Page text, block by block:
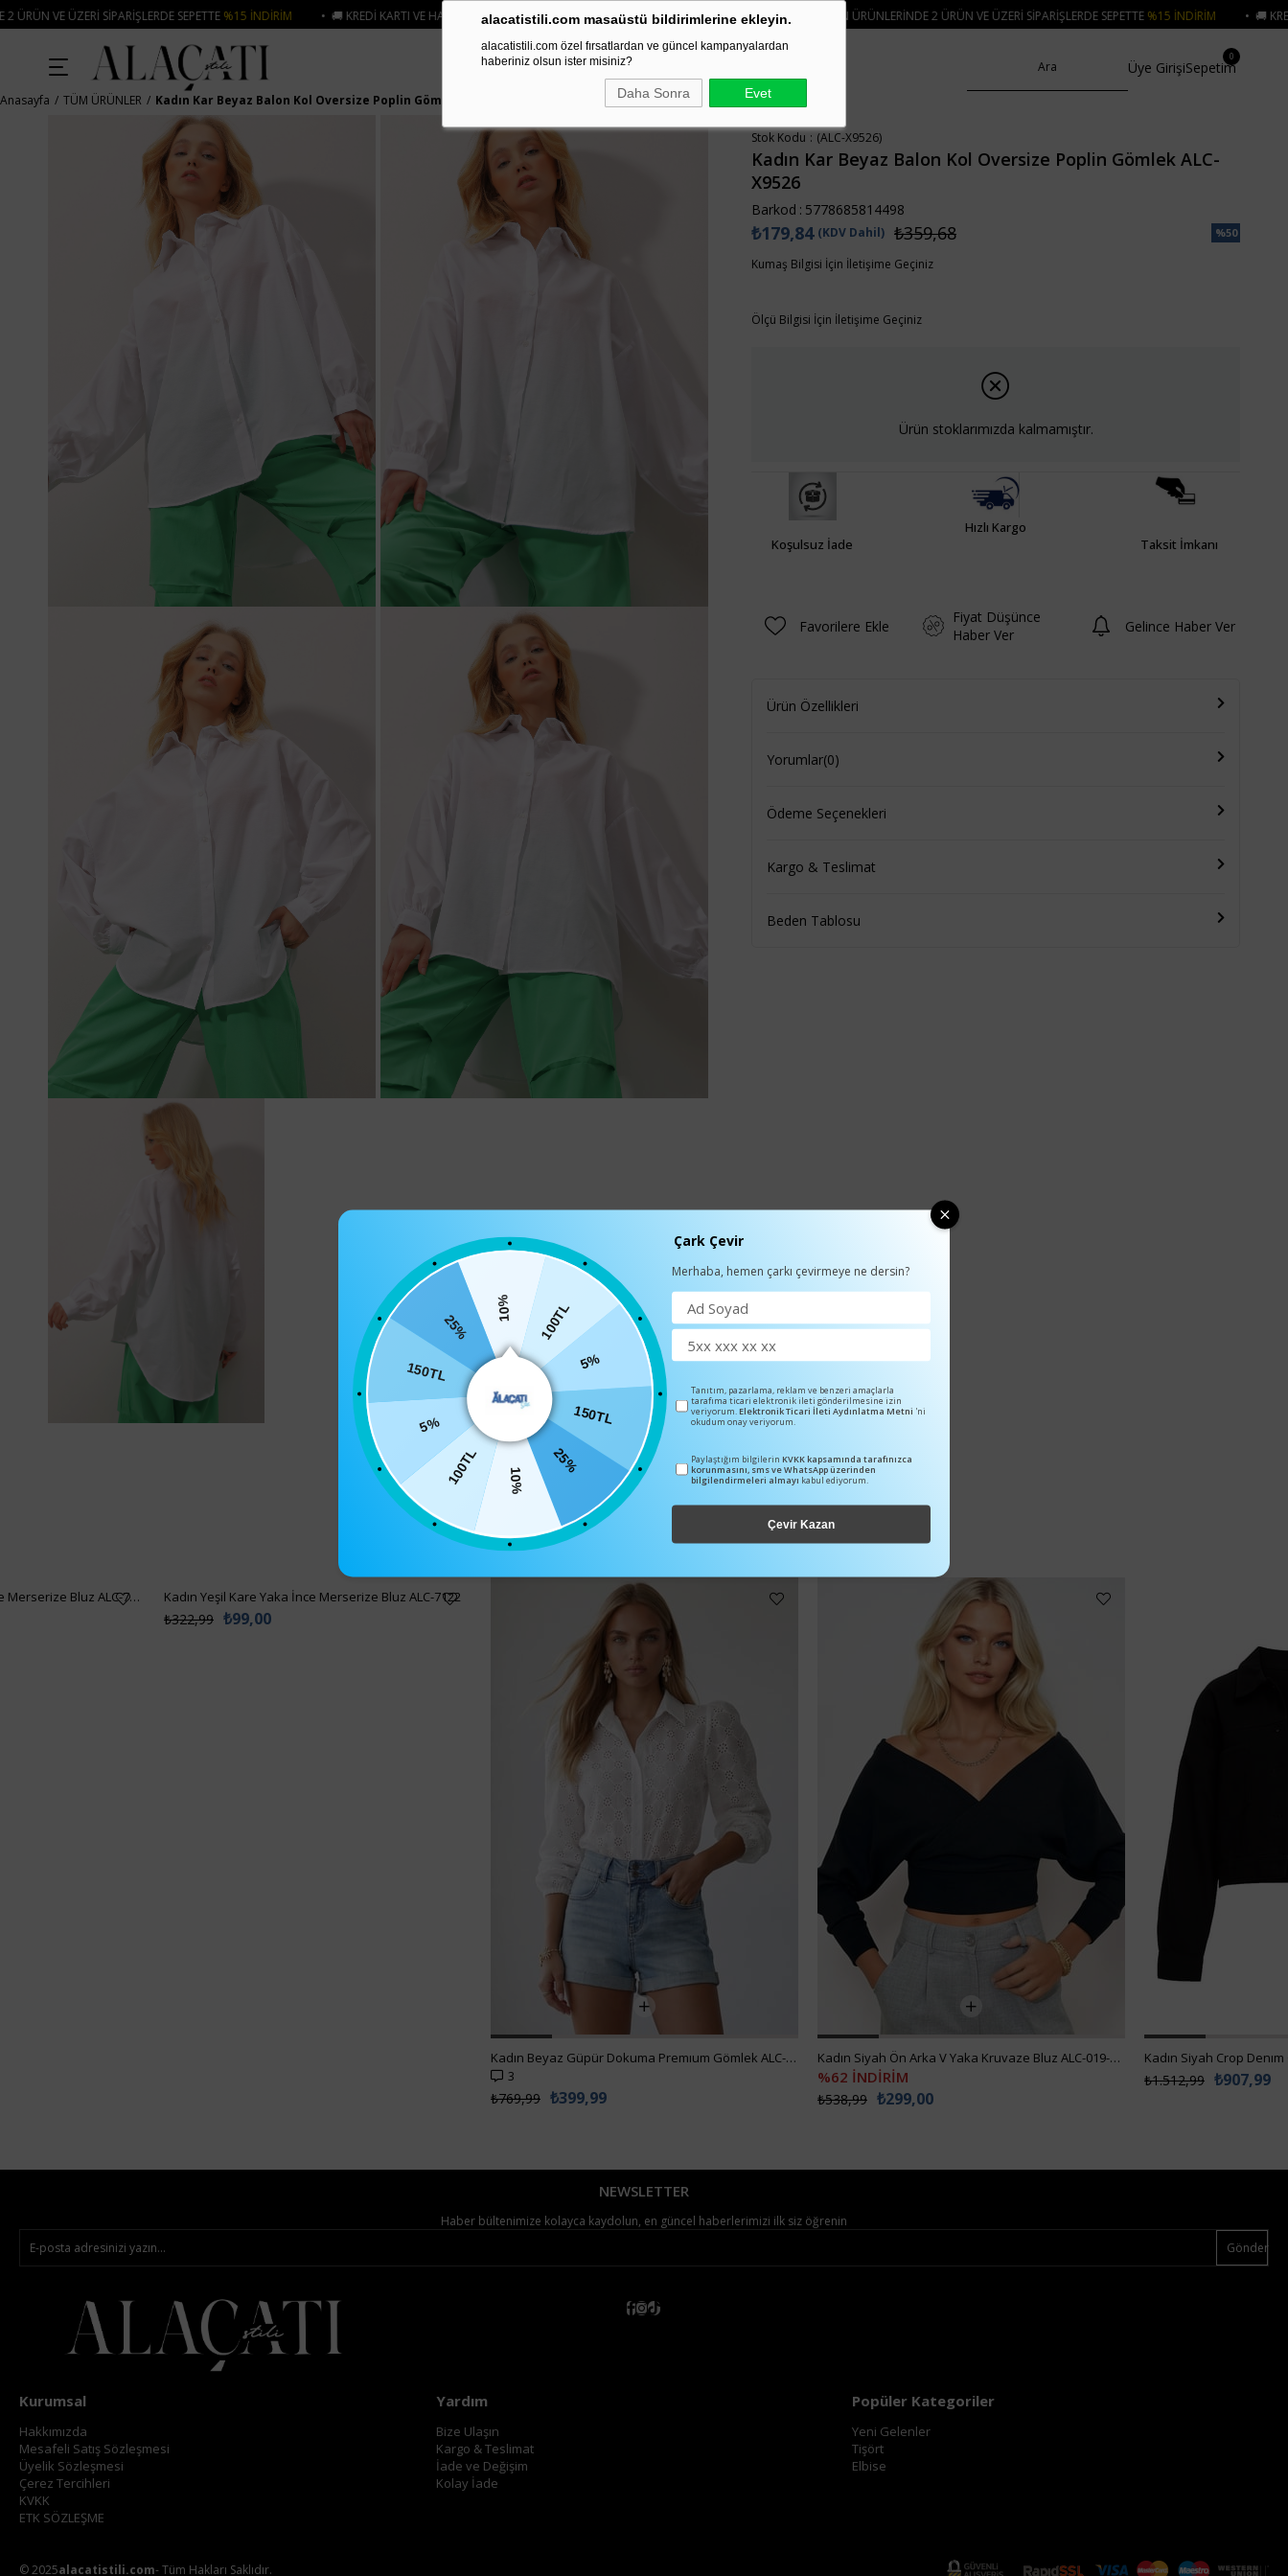
alacatistili.com masaüstü bildirimlerine ekleyin.
alacatistili.com özel fırsatlardan ve güncel kampanyalardan
haberiniz olsun ister misiniz?
Daha Sonra Evet
SEPETTE%15 İNDIRIM • 🚚 KREDI KARTI VE HAVALE ÖDEMELERINIZDE 750₺ ÜZERI KARGO ÜCRETSIZ • 🛍️ YENI SEZON ÜRÜNLERINDE 2 ÜRÜN VE ÜZERI SIPARIŞLERDE SEPETTE%15 İNDIRIM • 🚚 KREDI KARTI VE HAVALE
Üye GirişiSepetim
0
Anasayfa TÜM ÜRÜNLER Kadın Kar Beyaz Balon Kol Oversize Poplin Gömlek ALC-X9526
Stok Kodu (ALC-X9526)
Kadın Kar Beyaz Balon Kol Oversize Poplin Gömlek ALC-
X9526
Barkod : 5778685814498
%50
₺359,68
₺179,84 (KDV Dahil)
Kumaş Bilgisi İçin İletişime Geçiniz
Ölçü Bilgisi İçin İletişime Geçiniz
Ürün stoklarımızda kalmamıştır.
Koşulsuz İade
Hızlı Kargo
Taksit İmkanı
Favorilere Ekle
Fiyat Düşünce
Haber Ver
Gelince Haber Ver
Ürün Özellikleri
Yorumlar(0)
Ödeme Seçenekleri
Kargo & Teslimat
Beden Tablosu
BENZER ÜRÜNLER
Kadın Bisküvi Kare Yaka İnce Merserize Bluz ALC-7122 Kadın Yeşil Kare Yaka İnce Merserize Bluz ALC-7122
₺99,00
₺322,99
Kadın Beyaz Güpür Dokuma Premıum Gömlek ALC-X4366
3
₺399,99
₺769,99
Kadın Siyah Ön Arka V Yaka Kruvaze Bluz ALC-019-053-BLZ
%62 İNDİRİM
₺299,00
₺538,99
Kadın Siyah Crop
₺907,99
₺1.512,99
NEWSLETTER
Haber bültenimize kolayca kaydolun, en güncel haberlerimizi ilk siz öğrenin
Gönder
Kurumsal
Hakkımızda
Mesafeli Satış Sözleşmesi
Üyelik Sözleşmesi
Çerez Tercihleri
KVKK
ETK SÖZLEŞME
Yardım
Bize Ulaşın
Kargo & Teslimat
İade ve Değişim
Kolay İade
Popüler Kategoriler
Yeni Gelenler
Tişört
Elbise
© 2025alacatistili.com- Tüm Hakları Saklıdır.
10%
100TL
150TL
25%
10%
100TL
5%
150TL
25%
Çark Çevir
Merhaba, hemen çarkı çevirmeye ne dersin?
Tanıtım, pazarlama, reklam ve benzeri amaçlarla
tarafıma ticari elektronik ileti gönderilmesine izin
veriyorum. Elektronik Ticari İleti Aydınlatma Metni 'ni
okudum onay veriyorum.
Paylaştığım bilgilerin KVKK kapsamında tarafınızca
korunmasını, sms ve WhatsApp üzerinden
bilgilendirmeleri almayı kabul ediyorum.
Çevir Kazan